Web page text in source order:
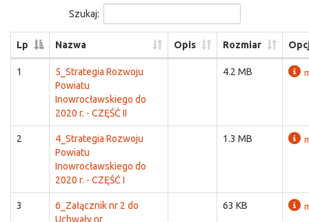
Szukaj:
Lp Nazwa Opis Rozmiar
1
5_Strategia Rozwoju
Powiatu
Inowrocławskiego do
2020 r. - CZĘŚĆ II
4.2 MB
2
4_Strategia Rozwoju
Powiatu
Inowrocławskiego do
2020 r. - CZĘŚĆ I
1.3 MB
3
6_Załącznik nr 2 do
Uchwały nr
63 KB